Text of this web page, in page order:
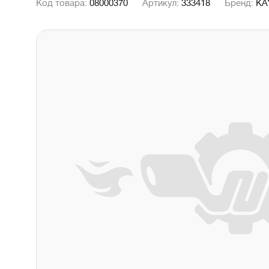
Код товара: 08000370 Артикул: 333418 Бренд: